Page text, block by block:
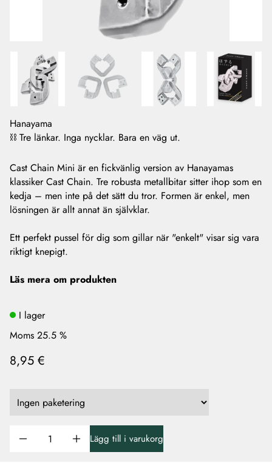
Hanayama
⛓️ Tre länkar. Inga nycklar. Bara en väg ut.
Cast Chain Mini är en fickvänlig version av Hanayamas
klassiker Cast Chain. Tre robusta metallbitar sitter ihop som en
kedja – men inte på det sätt du tror. Formen är enkel, men
lösningen är allt annat än självklar.
Ett perfekt pussel för dig som gillar när "enkelt" visar sig vara
riktigt knepigt.
Läs mera om produkten
I lager
Moms 25.5 %
8,95 €
Lägg till i varukorg